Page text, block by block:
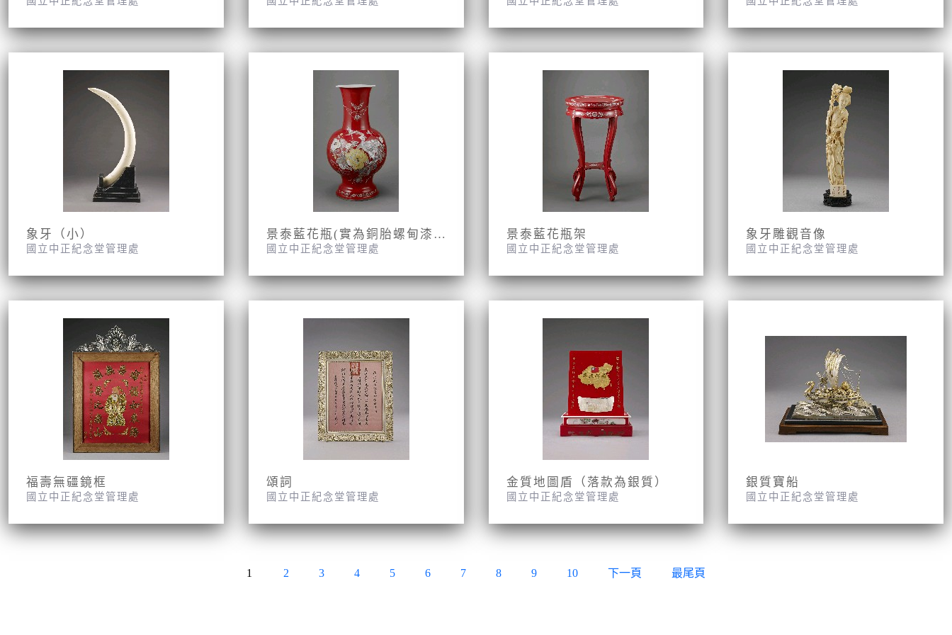
象牙（小）
國立中正紀念堂管理處
景泰藍花瓶(實為銅胎螺甸漆瓶)
國立中正紀念堂管理處
景泰藍花瓶架
國立中正紀念堂管理處
象牙雕觀音像
國立中正紀念堂管理處
福壽無疆鏡框
國立中正紀念堂管理處
頌詞
國立中正紀念堂管理處
金質地圖盾（落款為銀質）
國立中正紀念堂管理處
銀質寶船
國立中正紀念堂管理處
1 2 3 4 5 6 7 8 9 10 下一頁 最尾頁